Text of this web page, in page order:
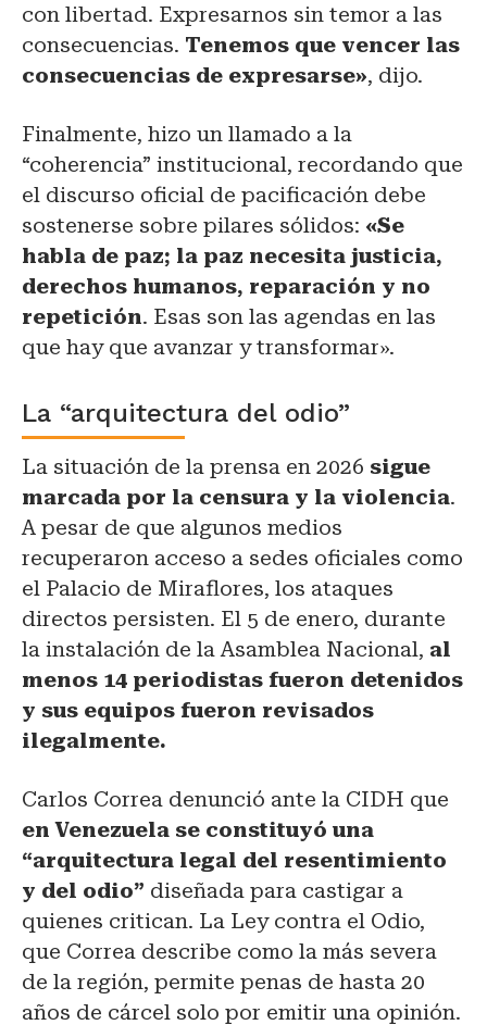
con libertad. Expresarnos sin temor a las
consecuencias. Tenemos que vencer las
consecuencias de expresarse», dijo.
Finalmente, hizo un llamado a la
“coherencia” institucional, recordando que
el discurso oficial de pacificación debe
sostenerse sobre pilares sólidos: «Se
habla de paz; la paz necesita justicia,
derechos humanos, reparación y no
repetición. Esas son las agendas en las
que hay que avanzar y transformar».
La “arquitectura del odio”
La situación de la prensa en 2026 sigue
marcada por la censura y la violencia.
A pesar de que algunos medios
recuperaron acceso a sedes oficiales como
el Palacio de Miraflores, los ataques
directos persisten. El 5 de enero, durante
la instalación de la Asamblea Nacional, al
menos 14 periodistas fueron detenidos
y sus equipos fueron revisados
ilegalmente.
Carlos Correa denunció ante la CIDH que
en Venezuela se constituyó una
“arquitectura legal del resentimiento
y del odio” diseñada para castigar a
quienes critican. La Ley contra el Odio,
que Correa describe como la más severa
de la región, permite penas de hasta 20
años de cárcel solo por emitir una opinión.